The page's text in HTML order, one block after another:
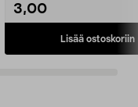
3,00
Lisää ostoskoriin